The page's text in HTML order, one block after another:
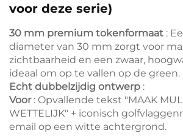
voor deze serie)
30 mm premium tokenformaat :
diameter van 30 mm zorgt voor
zichtbaarheid en een zwaar,
ideaal om op te vallen op de green.
Echt dubbelzijdig ontwerp :
Voor : Opvallende tekst "MAAK
WETTELIJK" + iconisch
email op een witte achtergrond.